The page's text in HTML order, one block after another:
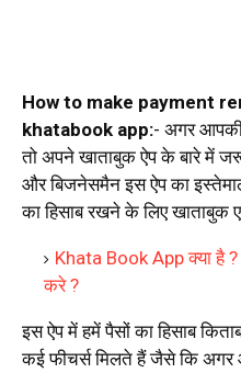
How to make payment
khatabook app:- अगर
तो अपने खाताबुक ऐप के बारे में
और बिजनेसमैन इस ऐप का
का हिसाब रखने के लिए खाताबुक
Khata Book App क्या है
करे ?
इस ऐप में हमें पैसों का हिसाब
कई फीचर्स मिलते हैं जैसे कि